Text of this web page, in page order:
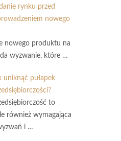
rynku przed
nowego
nowego produktu na
wyzwanie, które …
uniknąć pułapek
to
również wymagająca
i …